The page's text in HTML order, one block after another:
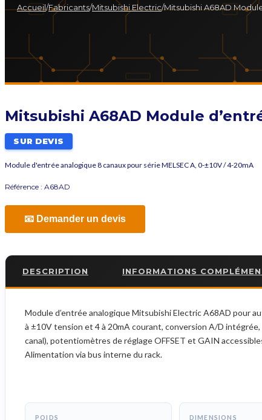
Accueil/Fabricants/Mitsubishi Electric/Mitsubishi A68AD
Mitsubishi A68AD Module
SUR DEVIS
Module d'entrée analogique 8 canaux pour série MELSEC A, 0-±10V / 4-20mA
Référence : A68AD
📧 Demander un devis
DESCRIPTION INFORMATIONS
Module d’entrée analogique Mitsubishi Electric A68AD pour
à ±10V tension et 4 à 20mA courant, conversion A/D
canal), potentiomètres de réglage OFFSET et GAIN
Alimentation via bus interne du rack.
POIDS DIMENSIONS